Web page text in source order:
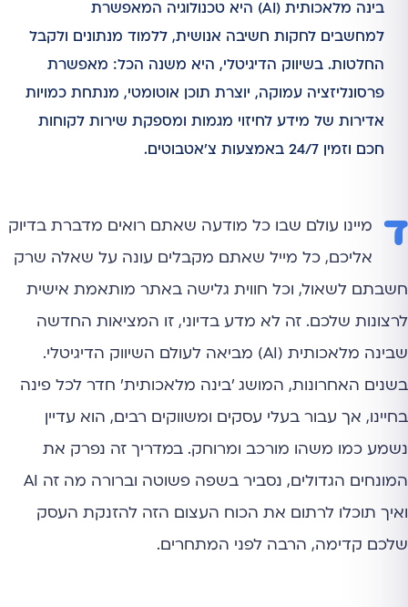
בינה מלאכותית (AI) היא טכנולוגיה המאפשרת
למחשבים לחקות חשיבה אנושית, ללמוד מנתונים ולקבל
החלטות. בשיווק הדיגיטלי, היא משנה הכל: מאפשרת
פרסונליזציה עמוקה, יוצרת תוכן אוטומטי, מנתחת כמויות
אדירות של מידע לחיזוי מגמות ומספקת שירות לקוחות
חכם וזמין 24/7 באמצעות צ'אטבוטים.
ד מיינו עולם שבו כל מודעה שאתם רואים מדברת בדיוק
אליכם, כל מייל שאתם מקבלים עונה על שאלה שרק
חשבתם לשאול, וכל חווית גלישה באתר מותאמת אישית
לרצונות שלכם. זה לא מדע בדיוני, זו המציאות החדשה
שבינה מלאכותית (AI) מביאה לעולם השיווק הדיגיטלי.
בשנים האחרונות, המושג 'בינה מלאכותית' חדר לכל פינה
בחיינו, אך עבור בעלי עסקים ומשווקים רבים, הוא עדיין
נשמע כמו משהו מורכב ומרוחק. במדריך זה נפרק את
המונחים הגדולים, נסביר בשפה פשוטה וברורה מה זה AI
ואיך תוכלו לרתום את הכוח העצום הזה להזנקת העסק
שלכם קדימה, הרבה לפני המתחרים.